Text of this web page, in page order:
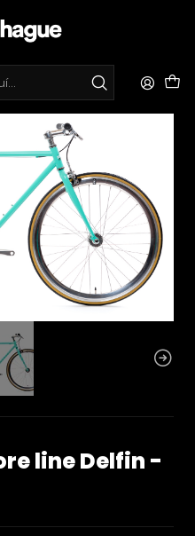
urbanas
Delfin - Fijo y libre
line Delfin -